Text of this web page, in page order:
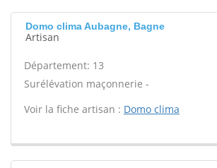
Domo clima Aubagne, Bagne
Artisan
Département: 13
Surélévation maçonnerie -
Voir la fiche artisan : Domo clima